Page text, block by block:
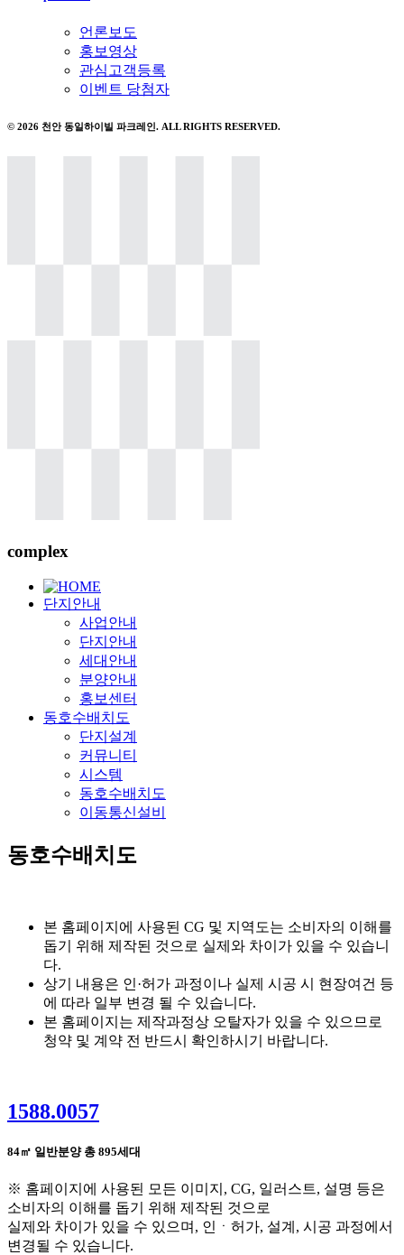
언론보도
홍보영상
관심고객등록
이벤트 당첨자
© 2026 천안 동일하이빌 파크레인. ALL RIGHTS RESERVED.
complex
단지안내
사업안내
단지안내
세대안내
분양안내
홍보센터
동호수배치도
단지설계
커뮤니티
시스템
동호수배치도
이동통신설비
동호수배치도
본 홈페이지에 사용된 CG 및 지역도는 소비자의 이해를
돕기 위해 제작된 것으로 실제와 차이가 있을 수 있습니
다.
상기 내용은 인·허가 과정이나 실제 시공 시 현장여건 등
에 따라 일부 변경 될 수 있습니다.
본 홈페이지는 제작과정상 오탈자가 있을 수 있으므로
청약 및 계약 전 반드시 확인하시기 바랍니다.
1588.0057
84㎡ 일반분양 총 895세대
※ 홈페이지에 사용된 모든 이미지, CG, 일러스트, 설명 등은
소비자의 이해를 돕기 위해 제작된 것으로
실제와 차이가 있을 수 있으며, 인ㆍ허가, 설계, 시공 과정에서
변경될 수 있습니다.